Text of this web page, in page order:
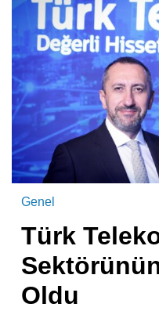
Genel
Türk
Oldu